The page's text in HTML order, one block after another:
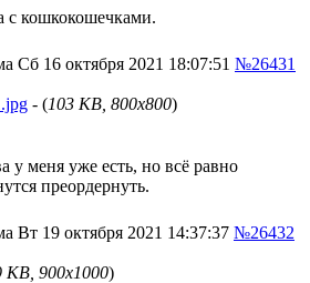
с кошкокошечками.
Сб 16 октября 2021 18:07:51 №26431
- (103 KB, 800x800)
у меня уже есть, но всё равно
преордернуть.
Вт 19 октября 2021 14:37:37 №26432
KB, 900x1000)